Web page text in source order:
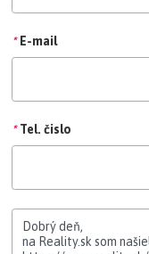
* E-mail
* Tel. čislo